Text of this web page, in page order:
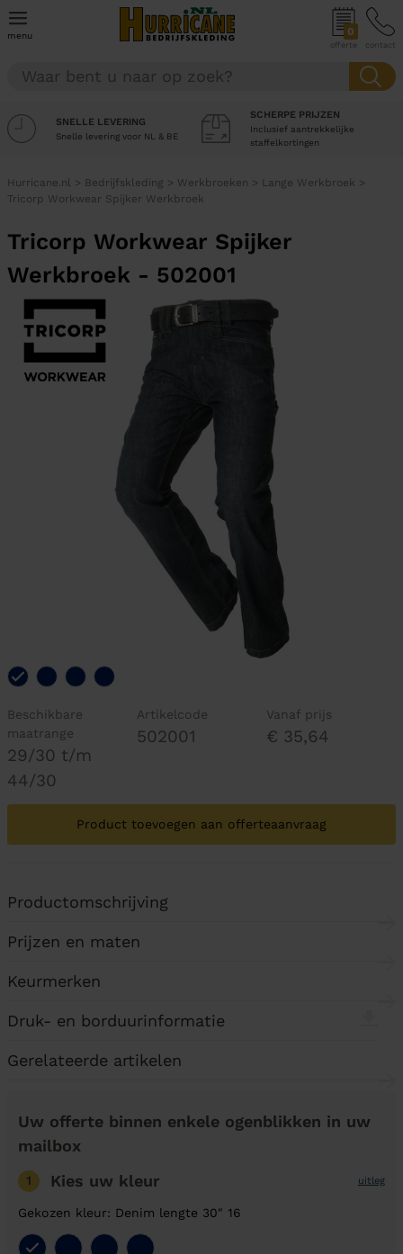
menu 0
offerte contact
SNELLE LEVERING
Snelle levering voor NL & BE
SCHERPE PRIJZEN
Inclusief aantrekkelijke
staffelkortingen
Hurricane.nl > Bedrijfskleding > Werkbroeken > Lange Werkbroek >
Tricorp Workwear Spijker Werkbroek
Tricorp Workwear Spijker
Werkbroek - 502001
Beschikbare
maatrange
29/30 t/m
44/30
Artikelcode
502001
Vanaf prijs
€ 35,64
Product toevoegen aan offerteaanvraag
Productomschrijving
Prijzen en maten
Keurmerken
Druk- en borduurinformatie
Gerelateerde artikelen
Uw offerte binnen enkele ogenblikken in uw
mailbox
1 Kies uw kleur uitleg
Gekozen kleur: Denim lengte 30" 16